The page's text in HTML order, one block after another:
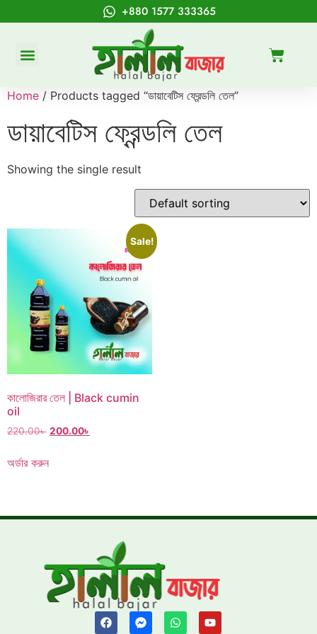
+880 1577 333365
Home / Products tagged “ডায়াবেটিস ফ্রেন্ডলি তেল”
ডায়াবেটিস ফ্রেন্ডলি তেল
Showing the single result
Sale!
কালোজিরার তেল | Black cumin
oil
220.00৳ 200.00৳
অর্ডার করুন